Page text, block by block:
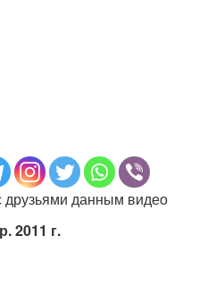
друзьями данным видео
2011 г.